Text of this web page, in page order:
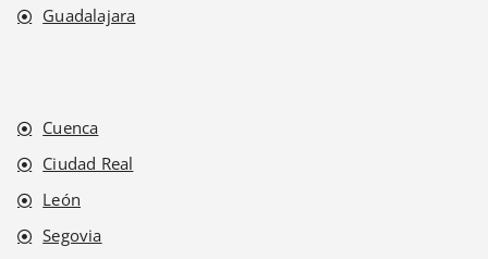
Guadalajara
Cuenca
Ciudad Real
León
Segovia